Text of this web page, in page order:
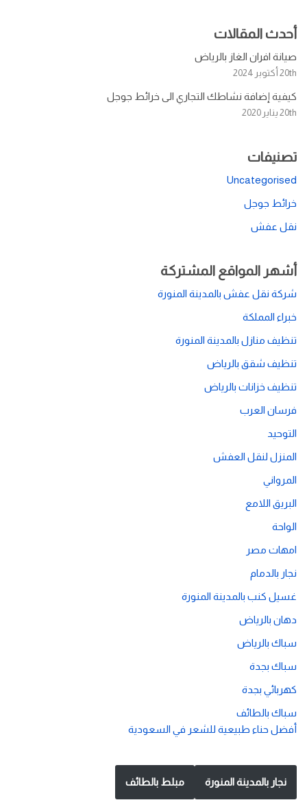
أحدث المقالات
صيانة افران الغاز بالرياض
20th أكتوبر 2024
كيفية إضافة نشاطك التجاري الى خرائط جوجل
20th يناير 2020
تصنيفات
Uncategorised
خرائط جوجل
نقل عفش
أشهر المواقع المشتركة
شركة نقل عفش بالمدينة المنورة
خبراء المملكة
تنظيف منازل بالمدينة المنورة
تنظيف شقق بالرياض
تنظيف خزانات بالرياض
فرسان العرب
التوحيد
المنزل لنقل العفش
المرواني
البريق اللامع
الواحة
امهات مصر
نجار بالدمام
غسيل كنب بالمدينة المنورة
دهان بالرياض
سباك بالرياض
سباك بجدة
كهربائي بجدة
سباك بالطائف
أفضل حناء طبيعية للشعر في السعودية
نجار بالمدينة المنورة مبلط بالطائف